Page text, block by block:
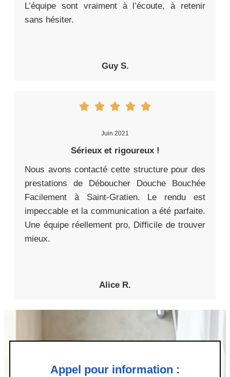
L’équipe sont vraiment à l’écoute, à retenir
sans hésiter.
Guy S.
Juin 2021
Sérieux et rigoureux !
Nous avons contacté cette structure pour des
prestations de Déboucher Douche Bouchée
Facilement à Saint-Gratien. Le rendu est
impeccable et la communication a été parfaite.
Une équipe réellement pro, Difficile de trouver
mieux.
Alice R.
Appel pour information :